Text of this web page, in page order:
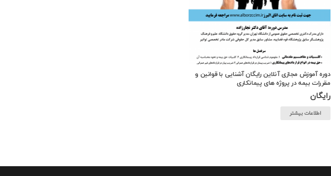
دوره آموزش مجازی آنلاین رایگان آشنایی با قوانین و
مقررات بیمه در پروژه های پیمانکاری
رایگان
اطلاعات بیشتر